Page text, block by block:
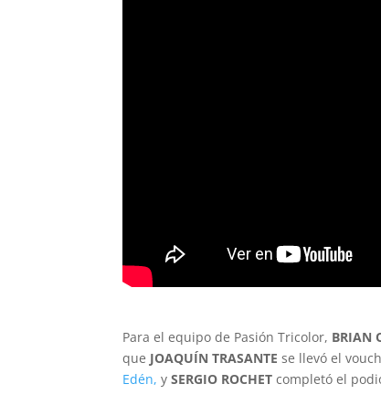
Para el equipo de Pasión Tricolor, BRIAN
que JOAQUÍN TRASANTEse llevó el
Edén, ySERGIO ROCHETcompletó el